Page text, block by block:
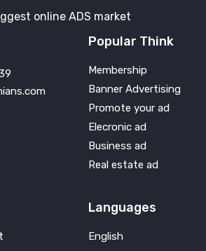
online ADS market
Popular Think
Membership
Banner Advertising
Promote your ad
Elecronic ad
Business ad
Real estate ad
Languages
English